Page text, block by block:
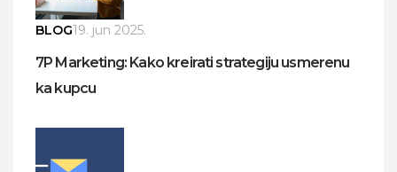
BLOG19. jun 2025.
7P Marketing: Kako kreirati strategiju usmerenu
ka kupcu